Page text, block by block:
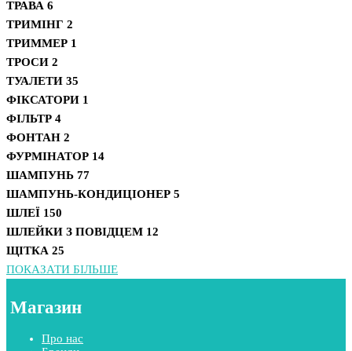
ТРАВА 6
ТРИМІНГ 2
ТРИММЕР 1
ТРОСИ 2
ТУАЛЕТИ 35
ФІКСАТОРИ 1
ФІЛЬТР 4
ФОНТАН 2
ФУРМІНАТОР 14
ШАМПУНЬ 77
ШАМПУНЬ-КОНДИЦІОНЕР 5
ШЛЕЇ 150
ШЛЕЙКИ З ПОВІДЦЕМ 12
ЩІТКА 25
ПОКАЗАТИ БІЛЬШЕ
Магазин
Про нас